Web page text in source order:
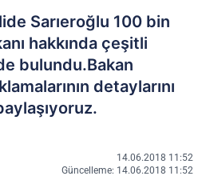
Sarıeroğlu 100 bin
hakkında çeşitli
bulundu.Bakan
detaylarını
14.06.2018 11:52
Güncelleme: 14.06.2018 11:52